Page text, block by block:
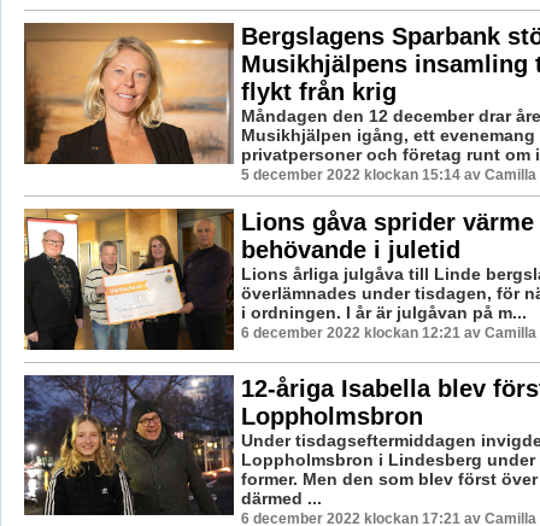
Bergslagens Sparbank
Musikhjälpens insamling
flykt från krig
Måndagen den 12 december drar
Musikhjälpen igång, ett evenemang
privatpersoner och företag runt om
5 december 2022 klockan 15:14 av Camilla
Lions gåva sprider
behövande i juletid
Lions årliga julgåva till Linde
överlämnades under tisdagen, för
i ordningen. I år är julgåvan på m...
6 december 2022 klockan 12:21 av Camilla
12-åriga Isabella blev
Loppholmsbron
Under tisdagseftermiddagen
Loppholmsbron i Lindesberg
former. Men den som blev först
därmed ...
6 december 2022 klockan 17:21 av Camilla